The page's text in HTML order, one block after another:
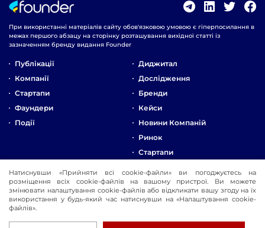
При використанні матеріалів сайту обов'язковою умовою є гіперпосилання в
межах першого абзацу на сторінку розташування вихідної статті із
зазначенням бренду видання Founder
Публікації
Компанії
Стартапи
Фаундери
Події
Диджитал
Дослідження
Бренди
Кейси
Новини Компаній
Ринок
Стартапи
Про Компанію
Реклама
Контакти
Натиснувши «Прийняти всі cookie-файли» ви погоджуєтесь на
розміщення всіх cookie-файлів на вашому пристрої. Ви можете
змінювати налаштування cookie-файлів або відкликати вашу згоду на їх
використання у будь-який час натиснувши на «Налаштування cookie-
файлів».